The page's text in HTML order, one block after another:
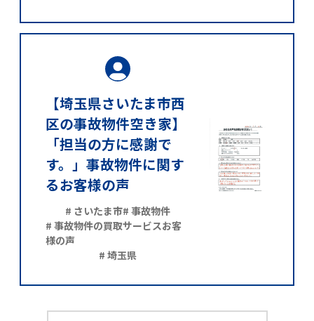
【埼玉県さいたま市西
区の事故物件空き家】
「担当の方に感謝で
す。」事故物件に関す
るお客様の声
# さいたま市# 事故物件
# 事故物件の買取サービスお客
様の声
# 埼玉県